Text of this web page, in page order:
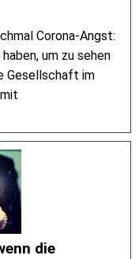
Corona-Angst:
um zu sehen
Gesellschaft im
die